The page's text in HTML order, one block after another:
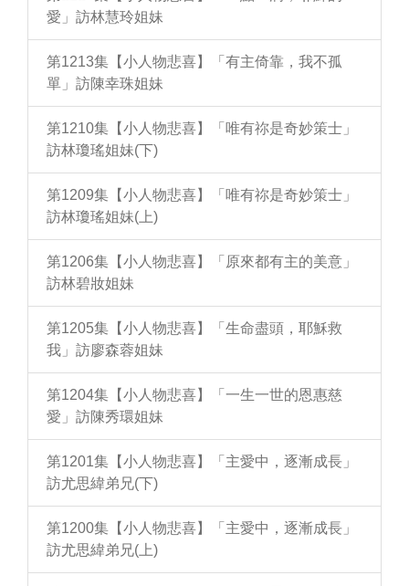
愛」訪林慧玲姐妹
第1213集【小人物悲喜】「有主倚靠，我不孤
單」訪陳幸珠姐妹
第1210集【小人物悲喜】「唯有祢是奇妙策士」
訪林瓊瑤姐妹(下)
第1209集【小人物悲喜】「唯有祢是奇妙策士」
訪林瓊瑤姐妹(上)
第1206集【小人物悲喜】「原來都有主的美意」
訪林碧妝姐妹
第1205集【小人物悲喜】「生命盡頭，耶穌救
我」訪廖森蓉姐妹
第1204集【小人物悲喜】「一生一世的恩惠慈
愛」訪陳秀環姐妹
第1201集【小人物悲喜】「主愛中，逐漸成長」
訪尤思緯弟兄(下)
第1200集【小人物悲喜】「主愛中，逐漸成長」
訪尤思緯弟兄(上)